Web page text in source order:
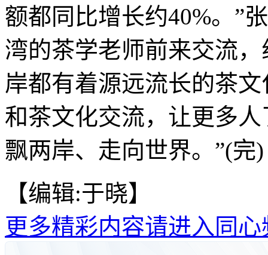
额都同比增长约40%。”
湾的茶学老师前来交流
岸都有着源远流长的茶
和茶文化交流，让更多
飘两岸、走向世界。”(完)
【编辑:于晓】
更多精彩内容请进入同心